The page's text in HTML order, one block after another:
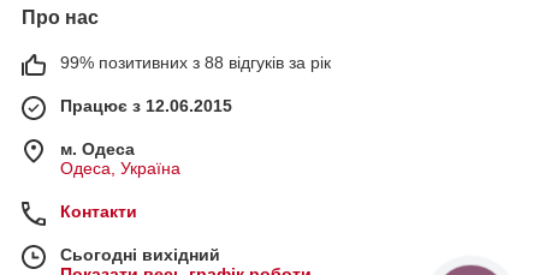
Про нас
99% позитивних з 88 відгуків за рік
Працює з 12.06.2015
м. Одеса
Одеса, Україна
Контакти
Сьогодні вихідний